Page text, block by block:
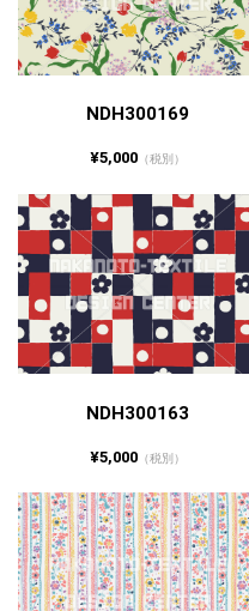
NDH300169
¥5,000 （税別）
NDH300163
¥5,000 （税別）